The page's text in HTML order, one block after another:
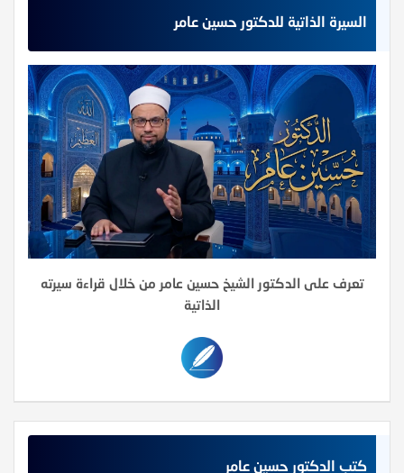
السيرة الذاتية للدكتور حسين عامر
تعرف على الدكتور الشيخ حسين عامر من خلال قراءة سيرته
الذاتية
كتب الدكتور حسين عامر